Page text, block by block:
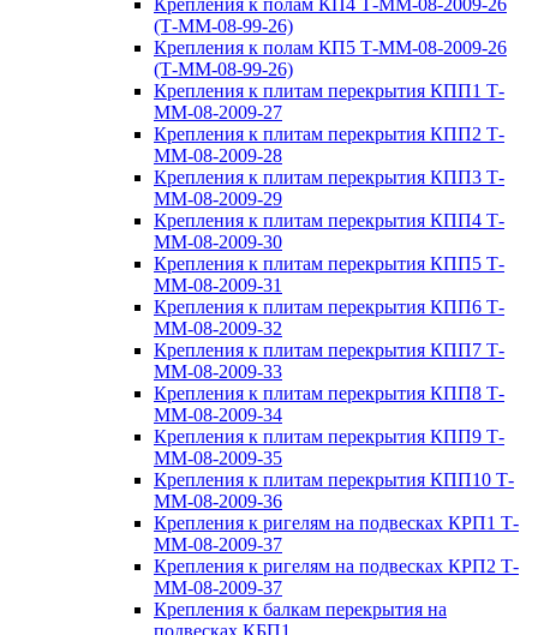
Крепления к полам КП4 Т-ММ-08-2009-26
(Т-ММ-08-99-26)
Крепления к полам КП5 Т-ММ-08-2009-26
(Т-ММ-08-99-26)
Крепления к плитам перекрытия КПП1 Т-
ММ-08-2009-27
Крепления к плитам перекрытия КПП2 Т-
ММ-08-2009-28
Крепления к плитам перекрытия КПП3 Т-
ММ-08-2009-29
Крепления к плитам перекрытия КПП4 Т-
ММ-08-2009-30
Крепления к плитам перекрытия КПП5 Т-
ММ-08-2009-31
Крепления к плитам перекрытия КПП6 Т-
ММ-08-2009-32
Крепления к плитам перекрытия КПП7 Т-
ММ-08-2009-33
Крепления к плитам перекрытия КПП8 Т-
ММ-08-2009-34
Крепления к плитам перекрытия КПП9 Т-
ММ-08-2009-35
Крепления к плитам перекрытия КПП10 Т-
ММ-08-2009-36
Крепления к ригелям на подвесках КРП1 Т-
ММ-08-2009-37
Крепления к ригелям на подвесках КРП2 Т-
ММ-08-2009-37
Крепления к балкам перекрытия на
подвесках КБП1